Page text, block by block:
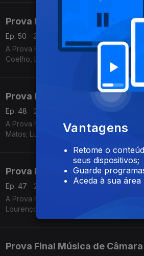
Prova Final de Flauta Nível
Ep. 50
26 jul. 2026
A Prova Final de Flauta Nível Médio do
Coelho, Luís Matos, Pompeu José,
Prova Final Contrabaixo Nível
Ep. 48
25 jul. 2026
A Prova Final Contrabaixo Nível Médio
Matos; Luís Nunes, Sónia Pais e o
Prova Final Música de
Ep. 47
25 jul. 2026
A Prova Final Música de Câmara Nível Superior do Prémio Jovens Músicos de 2026, com Luís
Lourenço.
Prova Final Música de
Vantagens
Retome o
seus dispositivos;
Guarde
Aceda à sua área